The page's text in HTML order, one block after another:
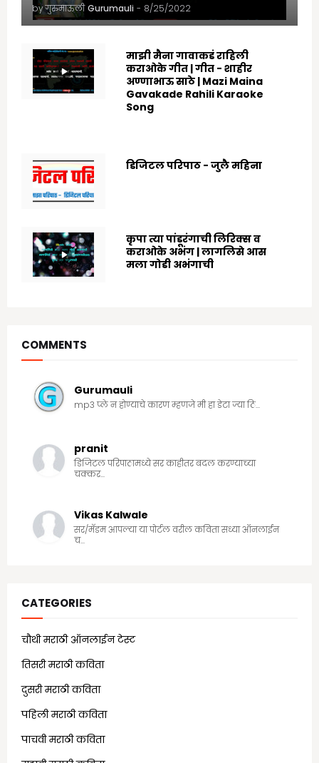
by गुरुमाऊली Gurumauli - 8/25/2022
माझी मैना गावाकडं राहिली
कराओके गीत | गीत - शाहीर
अण्णाभाऊ साठे | Mazi Maina
Gavakade Rahili Karaoke
Song
डिजिटल परिपाठ - जुलै महिना
कृपा त्या पांडूरंगाची लिरिक्स व
कराओके अभंग | लागलिसे आस
मला गोडी अभंगाची
COMMENTS
Gurumauli
mp3 प्ले न होण्याचे कारण म्हणजे मी हा डेटा ज्या ठि...
pranit
डिजिटल परिपाठामध्ये सर काहीतर बदल करण्याच्या
चक्कर...
Vikas Kalwale
सर/मॅडम आपल्या या पोर्टल वरील कविता सध्या ऑनलाईन
च...
CATEGORIES
चौथी मराठी ऑनलाईन टेस्ट
तिसरी मराठी कविता
दुसरी मराठी कविता
पहिली मराठी कविता
पाचवी मराठी कविता